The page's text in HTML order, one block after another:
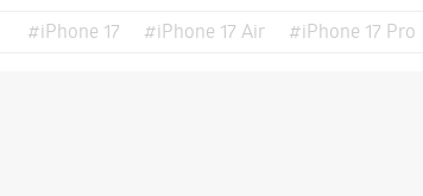
#iPhone 17 #iPhone 17 Air #iPhone 17 Pro